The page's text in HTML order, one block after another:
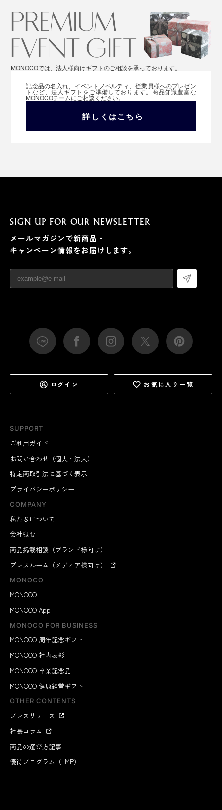
MONOCOでは、法人様向けギフトのご相談を承っております。
記念品の名入れ、イベントノベルティ、従業員様へのプレゼン
トなど、法人ギフトをご準備しております。商品知識豊富な
MONOCOチームにご相談ください。
詳しくはこちら
SUPPORT
ご利用ガイド
お問い合わせ（個人・法人）
特定商取引法に基づく表示
プライバシーポリシー
COMPANY
私たちについて
会社概要
商品掲載相談（ブランド様向け）
プレスルーム（メディア様向け）
MONOCO
MONOCO
MONOCO App
MONOCO FOR BUSINESS
MONOCO 周年記念ギフト
MONOCO 社内表彰
MONOCO 卒業記念品
MONOCO 健康経営ギフト
OTHER CONTENTS
プレスリリース
社長コラム
商品の選び方記事
優待プログラム（LMP）
SIGN UP FOR OUR NEWSLETTER
メールマガジンで新商品・
キャンペーン情報をお届けします。
ログイン お気に入り一覧